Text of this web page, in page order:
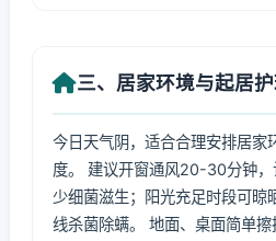
三、居家环境与起居
今日天气阴，适合合理安排居家
度。 建议开窗通风20-30分钟
少细菌滋生；阳光充足时段可晾
线杀菌除螨。 地面、桌面简单